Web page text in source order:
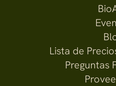
Lista de
Preguntas